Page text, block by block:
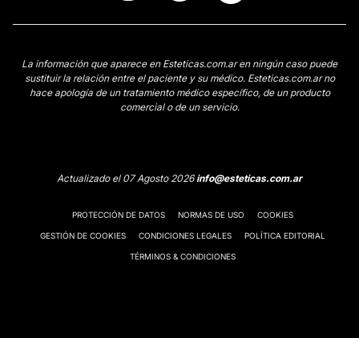
La información que aparece en Esteticas.com.ar en ningún caso puede
sustituir la relación entre el paciente y su médico. Esteticas.com.ar no
hace apología de un tratamiento médico específico, de un producto
comercial o de un servicio.
Actualizado el 07 Agosto 2026info@esteticas.com.ar
PROTECCIÓN DE DATOS NORMAS DE USO COOKIES
GESTIÓN DE COOKIES CONDICIONES LEGALES POLÍTICA EDITORIAL
TÉRMINOS & CONDICIONES